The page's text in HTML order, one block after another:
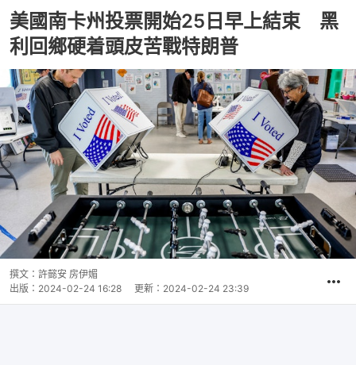
美國南卡州投票開始25日早上結束 黑
利回鄉硬着頭皮苦戰特朗普
撰文： 許懿安 房伊媚
出版： 2024-02-24 16:28 更新： 2024-02-24 23:39